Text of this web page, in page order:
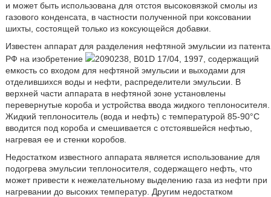
и может быть использована для отстоя высоковязкой смолы из
газового конденсата, в частности полученной при коксовании
шихты, состоящей только из коксующейся добавки.
Известен аппарат для разделения нефтяной эмульсии из патента
РФ на изобретение
2090238, B01D 17/04, 1997, содержащий
емкость со входом для нефтяной эмульсии и выходами для
отделившихся воды и нефти, распределители эмульсии. В
верхней части аппарата в нефтяной зоне установлены
перевернутые короба и устройства ввода жидкого теплоносителя.
Жидкий теплоноситель (вода и нефть) с температурой 85-90°C
вводится под короба и смешивается с отстоявшейся нефтью,
нагревая ее и стенки коробов.
Недостатком известного аппарата является использование для
подогрева эмульсии теплоносителя, содержащего нефть, что
может привести к нежелательному выделению газа из нефти при
нагревании до высоких температур. Другим недостатком